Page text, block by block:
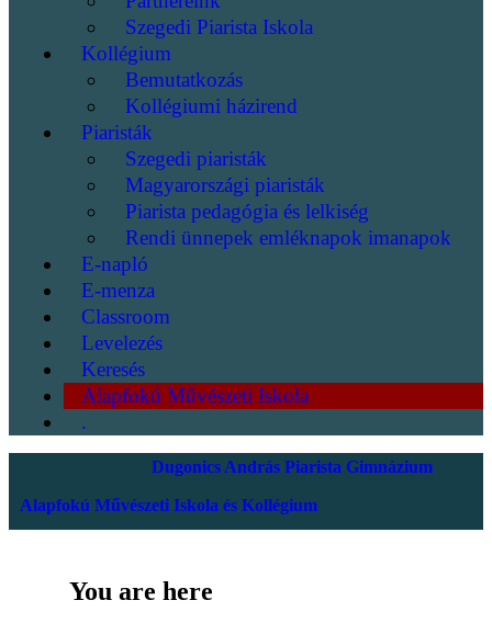
Szegedi Piarista Iskola
Kollégium
Bemutatkozás
Kollégiumi házirend
Piaristák
Szegedi piaristák
Magyarországi piaristák
Piarista pedagógia és lelkiség
Rendi ünnepek emléknapok imanapok
E-napló
E-menza
Classroom
Levelezés
Keresés
Alapfokú Művészeti Iskola
.
Dugonics András Piarista Gimnázium
Alapfokú Művészeti Iskola és Kollégium
You are here